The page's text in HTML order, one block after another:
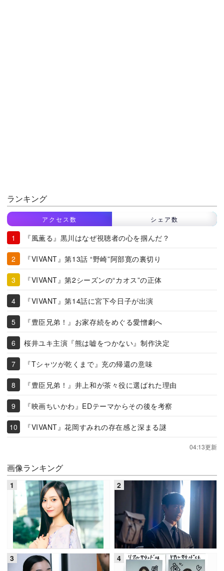
ランキング
アクセス数 シェア数
『風薫る』黒川はなぜ視聴者の心を掴んだ？
『VIVANT』第13話 “野崎”阿部寛の裏切り
『VIVANT』第2シーズンの“カオス”の正体
『VIVANT』第14話に宮下今日子が出演
『豊臣兄弟！』お家存続をめぐる愛憎劇へ
桜井ユキ主演『熊は嘘をつかない』制作決定
『Tシャツが乾くまで』充の帰還の意味
『豊臣兄弟！』井上和が茶々役に選ばれた理由
『映画ちいかわ』EDテーマからその後を考察
『VIVANT』花岡すみれの存在感と深まる謎
04:13更新
画像ランキング